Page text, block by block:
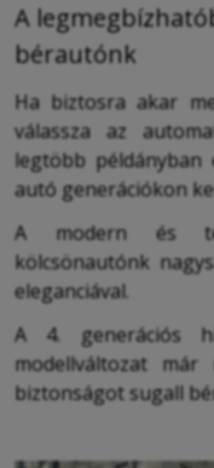
A
bérautónk
Ha biztosra akar
válassza az
legtöbb
autó generációkon
A modern és
kölcsönautónk
eleganciával.
A 4. generációs
modellváltozat már
biztonságot sugall